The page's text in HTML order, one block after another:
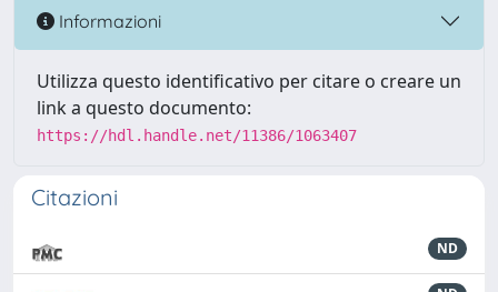
Informazioni
Utilizza questo identificativo per citare o creare un
link a questo documento:
https://hdl.handle.net/11386/1063407
Citazioni
ND